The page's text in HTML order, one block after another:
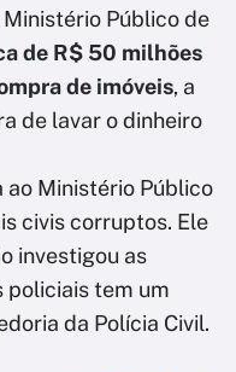
Público de
de R$ 50 milhões
de imóveis, a
de lavar o dinheiro
ao Ministério Público
civis corruptos. Ele
investigou as
policiais tem um
da Polícia Civil.